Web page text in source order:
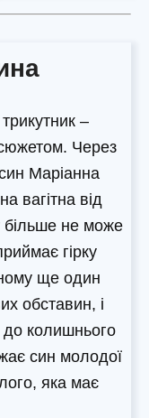
–
Через
Маріанна
вагітна від
більше не може
гірку
ще один
обставин, і
до колишнього
син молодої
яка має